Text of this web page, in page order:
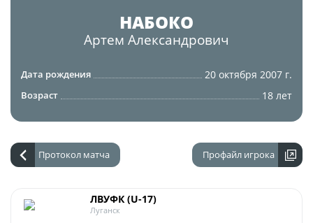
Новости
О турнире
Кубок Объединенного Чемпионата по
футболу "Содружество"
Турнирные таблицы
Команды
Бухгалтерия
Служба безопасности
Пресс-служба
Отдел информационных технологий
Комитеты
Спортивный комитет
Контрольно-дисциплинарный комитет
НАБОКО
Артем Александрович
Возраст 18 лет
Дата рождения 20 октября 2007 г.
Протокол матча Профайл игрока
ЛВУФК (U-17)
Луганск